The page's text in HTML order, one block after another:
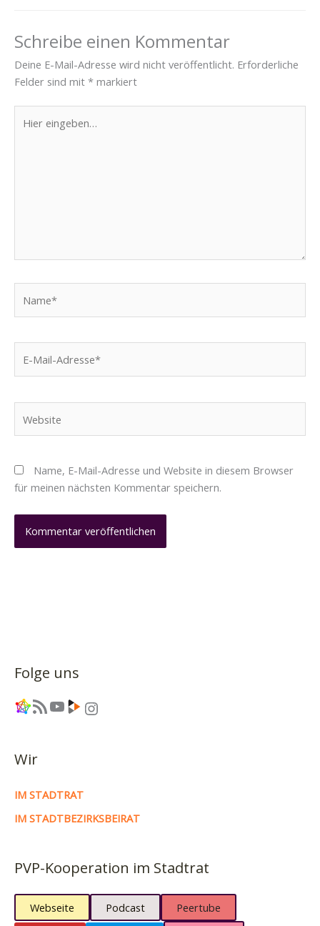
Schreibe einen Kommentar
Deine E-Mail-Adresse wird nicht veröffentlicht. Erforderliche
Felder sind mit * markiert
eingeben…
Mail-
Name, E-Mail-Adresse und Website in diesem Browser
für meinen nächsten Kommentar speichern.
Folge uns
Link RSS-Feed YouTube Link Instagram
Wir
IM STADTRAT
IM STADTBEZIRKSBEIRAT
PVP-Kooperation im Stadtrat
Webseite Podcast
Peertube